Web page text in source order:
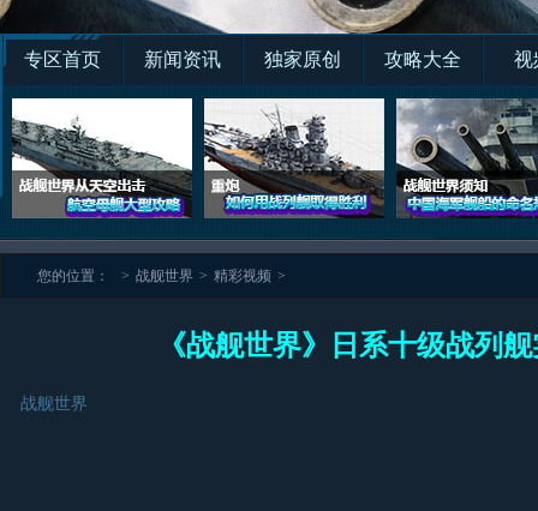
专区首页 新闻资讯 独家原创 攻略大全 视
您的位置： > 战舰世界 > 精彩视频 >
《战舰世界》日系十级战列
战舰世界